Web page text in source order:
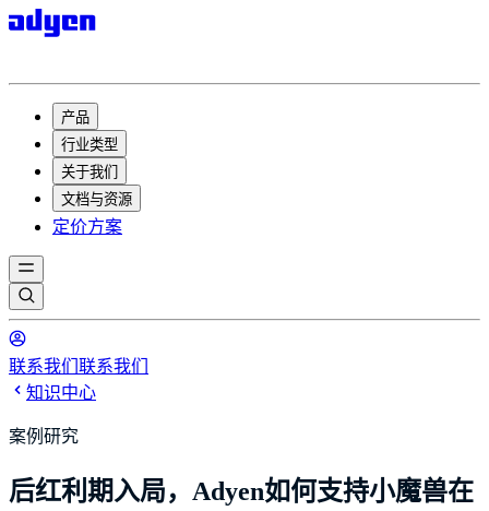
产品
行业类型
关于我们
文档与资源
定价方案
联系我们 联系我们
知识中心
案例研究
后红利期入局，Adyen如何支持小魔兽在